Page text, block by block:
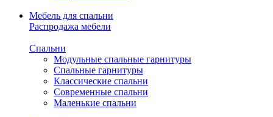
Мебель для спальни
Распродажа мебели
Спальни
Модульные спальные гарнитуры
Спальные гарнитуры
Классические спальни
Современные спальни
Маленькие спальни